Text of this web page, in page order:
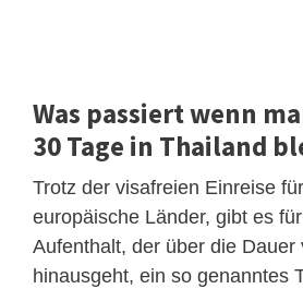
Was passiert wenn
30 Tage in Thailand
Trotz der visafreien Einreise
europäische Länder, gibt es
Aufenthalt, der über die Dauer
hinausgeht, ein so genanntes